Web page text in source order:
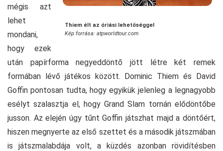
Thiem élt az óriási lehetőséggel
Kép forrása: atpworldtour.com
mégis azt
lehet
mondani,
hogy ezek
után papírforma negyeddöntő jött létre két remek
formában lévő játékos között. Dominic Thiem és David
Goffin pontosan tudta, hogy egyikük jelenleg a legnagyobb
esélyt szalasztja el, hogy Grand Slam tornán elődöntőbe
jusson. Az elején úgy tűnt Goffin játszhat majd a döntőért,
hiszen megnyerte az első szettet és a második játszmában
is játszmalabdája volt, a küzdés azonban rövidítésben